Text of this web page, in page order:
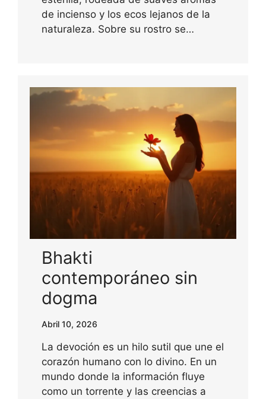
de incienso y los ecos lejanos de la
naturaleza. Sobre su rostro se…
Bhakti
contemporáneo sin
dogma
Abril 10, 2026
La devoción es un hilo sutil que une el
corazón humano con lo divino. En un
mundo donde la información fluye
como un torrente y las creencias a